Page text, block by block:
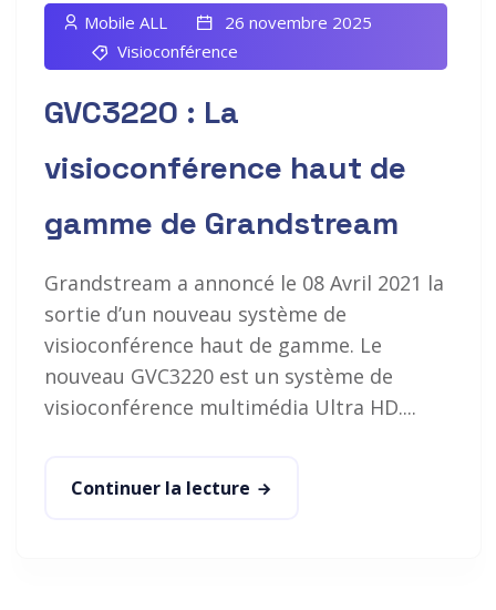
Mobile ALL
26 novembre 2025
Visioconférence
GVC3220 : La
visioconférence haut de
gamme de Grandstream
Grandstream a annoncé le 08 Avril 2021 la
sortie d’un nouveau système de
visioconférence haut de gamme. Le
nouveau GVC3220 est un système de
visioconférence multimédia Ultra HD....
Continuer la lecture